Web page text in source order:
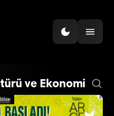
ve Ekonomi